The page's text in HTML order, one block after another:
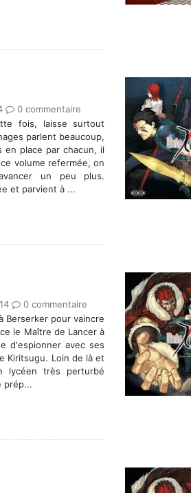
0 commentaire
fois, laisse surtout
parlent beaucoup,
place par chacun, il
volume refermée, on
un peu plus.
et parvient à ...
0 commentaire
Berserker pour vaincre
le Maître de Lancer à
d'espionner avec ses
Kiritsugu. Loin de là et
lycéen très perturbé
prép...